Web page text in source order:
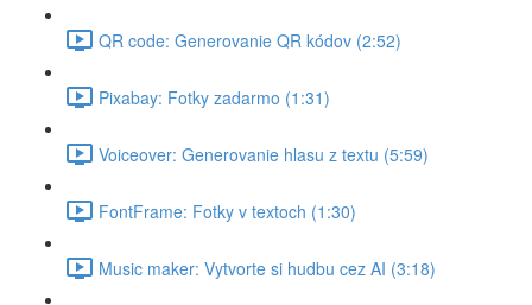
QR code: Generovanie QR kódov (2:52)
Pixabay: Fotky zadarmo (1:31)
Voiceover: Generovanie hlasu z textu (5:59)
FontFrame: Fotky v textoch (1:30)
Music maker: Vytvorte si hudbu cez AI (3:18)